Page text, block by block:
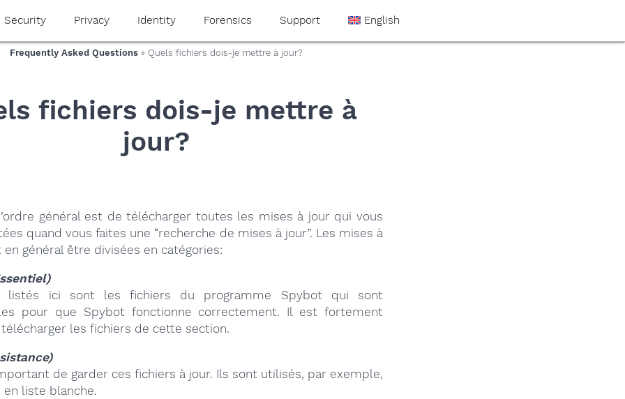
Security Privacy Identity Forensics Support English
Frequently Asked Questions » Quels fichiers dois-je mettre à jour?
fichiers dois-je mettre à
jour?
général est de télécharger toutes les mises à jour qui vous
quand vous faites une “recherche de mises à jour”. Les mises à
général être divisées en catégories:
listés ici sont les fichiers du programme Spybot qui sont
pour que Spybot fonctionne correctement. Il est fortement
les fichiers de cette section.
de garder ces fichiers à jour. Ils sont utilisés, par exemple,
liste blanche.